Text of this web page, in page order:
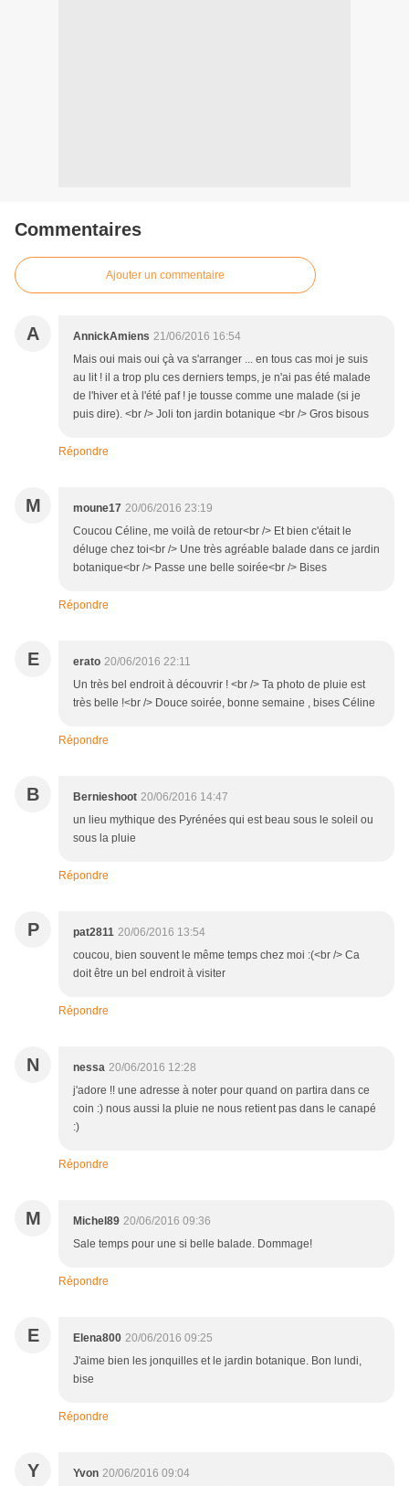
Commentaires
Ajouter un commentaire
A AnnickAmiens 21/06/2016 16:54
Mais oui mais oui çà va s'arranger ... en tous cas moi je suis
au lit ! il a trop plu ces derniers temps, je n'ai pas été malade
de l'hiver et à l'été paf ! je tousse comme une malade (si je
puis dire). <br /> Joli ton jardin botanique <br /> Gros bisous
Répondre
M moune17 20/06/2016 23:19
Coucou Céline, me voilà de retour<br /> Et bien c'était le
déluge chez toi<br /> Une très agréable balade dans ce jardin
botanique<br /> Passe une belle soirée<br /> Bises
Répondre
E erato 20/06/2016 22:11
Un très bel endroit à découvrir ! <br /> Ta photo de pluie est
très belle !<br /> Douce soirée, bonne semaine , bises Céline
Répondre
B Bernieshoot 20/06/2016 14:47
un lieu mythique des Pyrénées qui est beau sous le soleil ou
sous la pluie
Répondre
P pat2811 20/06/2016 13:54
coucou, bien souvent le même temps chez moi :(<br /> Ca
doit être un bel endroit à visiter
Répondre
N nessa 20/06/2016 12:28
j'adore !! une adresse à noter pour quand on partira dans ce
coin :) nous aussi la pluie ne nous retient pas dans le canapé
:)
Répondre
M Michel89 20/06/2016 09:36
Sale temps pour une si belle balade. Dommage!
Répondre
E Elena800 20/06/2016 09:25
J'aime bien les jonquilles et le jardin botanique. Bon lundi,
bise
Répondre
Y Yvon 20/06/2016 09:04